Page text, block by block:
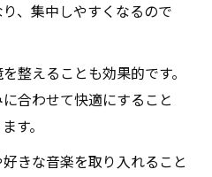
、集中しやすくなるので
整えることも効果的です。
合わせて快適にすること
す。
きな音楽を取り入れること